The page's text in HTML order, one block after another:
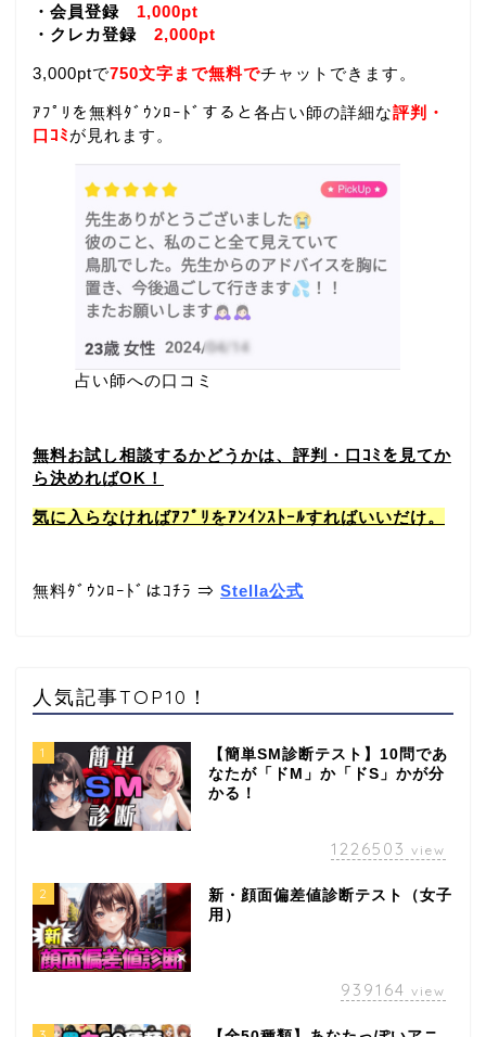
・会員登録 1,000pt
・クレカ登録 2,000pt
3,000ptで750文字まで無料でチャットできます。
ｱﾌﾟﾘを無料ﾀﾞｳﾝﾛｰﾄﾞすると各占い師の詳細な評判・
口ｺﾐが見れます。
占い師への口コミ
無料お試し相談するかどうかは、評判・口ｺﾐを見てか
ら決めればOK！
気に入らなければｱﾌﾟﾘをｱﾝｲﾝｽﾄｰﾙすればいいだけ。
無料ﾀﾞｳﾝﾛｰﾄﾞはｺﾁﾗ ⇒ Stella公式
人気記事TOP10！
1
【簡単SM診断テスト】10問であ
なたが「ドM」か「ドS」かが分
かる！
1226503 view
2
新・顔面偏差値診断テスト（女子
用）
939164 view